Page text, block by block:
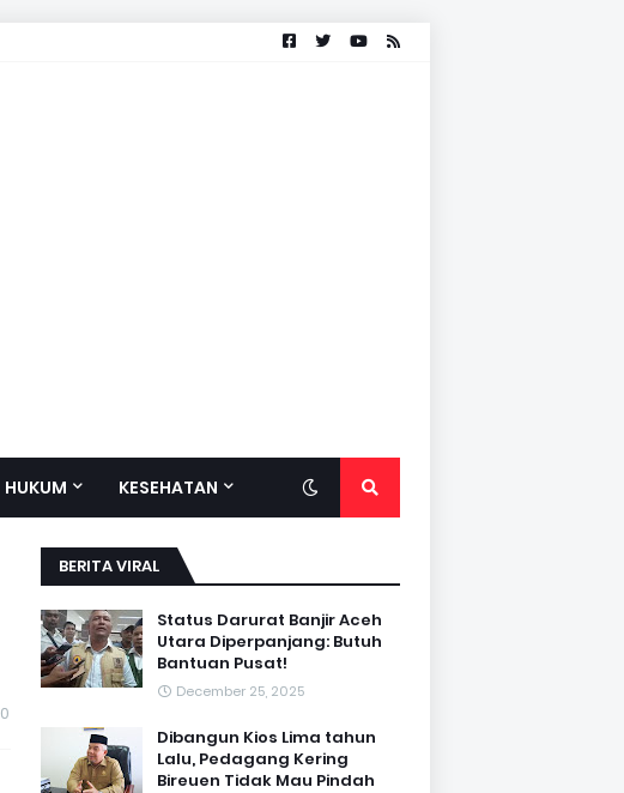
HUKUM KESEHATAN
0
BERITA VIRAL
Status Darurat Banjir Aceh
Utara Diperpanjang: Butuh
Bantuan Pusat!
December 25, 2025
Dibangun Kios Lima tahun
Lalu, Pedagang Kering
Bireuen Tidak Mau Pindah